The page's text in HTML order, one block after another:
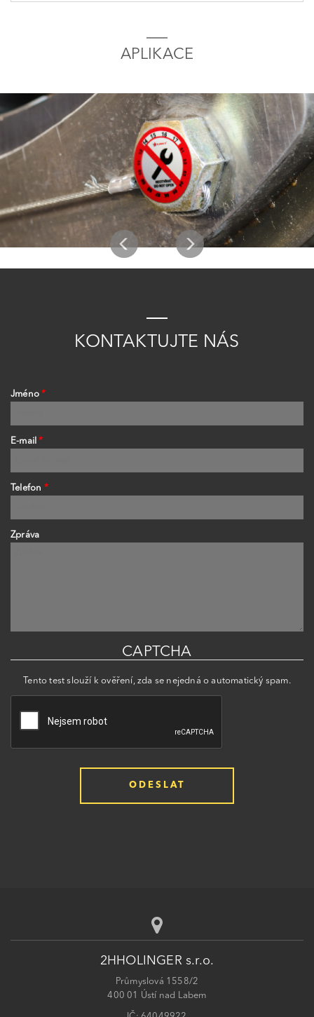
APLIKACE
KONTAKTUJTE NÁS
Jméno *
E-mail *
Telefon *
Zpráva
CAPTCHA
Tento test slouží k ověření, zda se nejedná o automatický spam.
2HHOLINGER s.r.o.
Průmyslová 1558/2
400 01 Ústí nad Labem